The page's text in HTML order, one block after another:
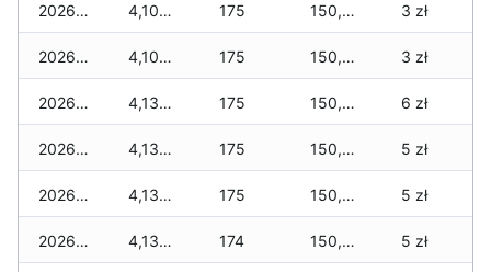
2026-06-27 4,100 zł 175 150,911 zł 3 zł
2026-06-26 4,100 zł 175 150,875 zł 3 zł
2026-06-25 4,138 zł 175 150,711 zł 6 zł
2026-06-24 4,138 zł 175 150,569 zł 5 zł
2026-06-23 4,138 zł 175 150,509 zł 5 zł
2026-06-22 4,130 zł 174 150,347 zł 5 zł